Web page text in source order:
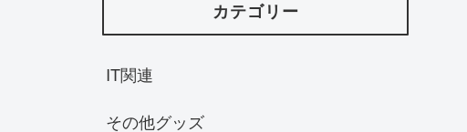
カテゴリー
IT関連
その他グッズ